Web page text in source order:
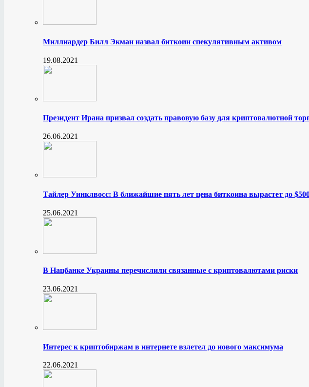
Миллиардер Билл Экман назвал биткоин спекулятивным активом
19.08.2021
Президент Ирана призвал создать правовую базу для криптовалютной
26.06.2021
Тайлер Уинклвосс: В ближайшие пять лет цена биткоина вырастет до
25.06.2021
В Нацбанке Украины перечислили связанные с криптовалютами риски
23.06.2021
Интерес к криптобиржам в интернете взлетел до нового максимума
22.06.2021